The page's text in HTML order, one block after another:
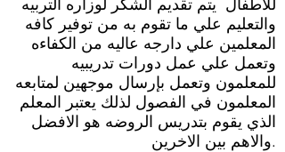
للاطفال يتم تقديم الشكر لوزاره التربيه
والتعليم علي ما تقوم به من توفير كافه
المعلمين علي دارجه عاليه من الكفاءه
وتعمل علي عمل دورات تدريبيه
للمعلمون وتعمل بإرسال موجهين لمتابعه
المعلمون في الفصول لذلك يعتبر المعلم
الذي يقوم بتدريس الروضه هو الافضل
والاهم بين الاخرين.